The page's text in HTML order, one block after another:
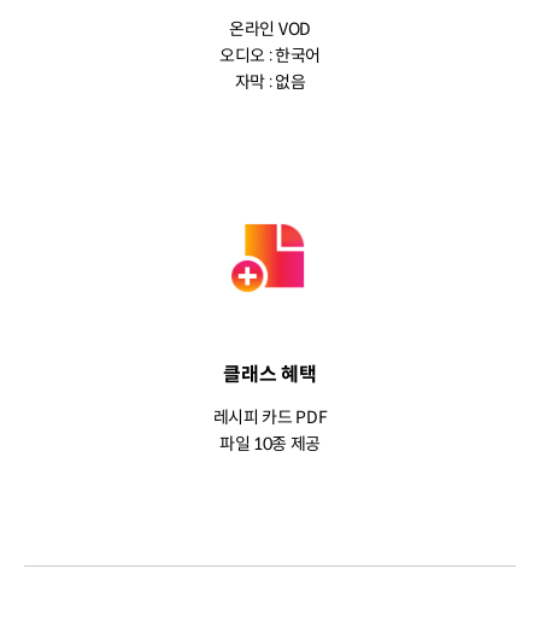
온라인 VOD
오디오 : 한국어
자막 : 없음
클래스 혜택
레시피 카드 PDF
파일 10종 제공